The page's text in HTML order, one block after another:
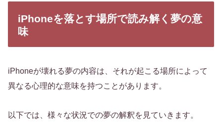
iPhoneを落とす場所で読み解く夢の意
味
iPhoneが壊れる夢の内容は、それが起こる場所によって
異なる心理的な意味を持つことがあります。
以下では、様々な状況での夢の解釈を見ていきます。